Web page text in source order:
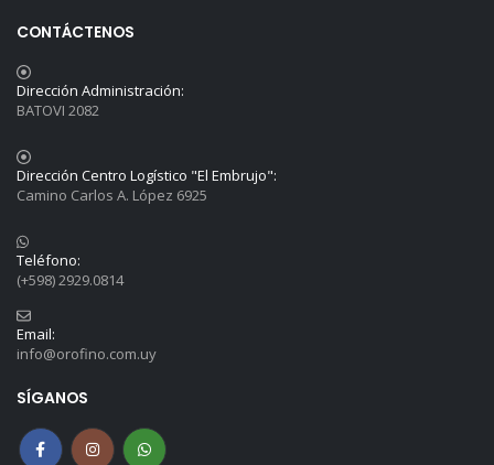
CONTÁCTENOS
Dirección Administración:
BATOVI 2082
Dirección Centro Logístico "El Embrujo":
Camino Carlos A. López 6925
Teléfono:
(+598) 2929.0814
Email:
info@orofino.com.uy
SÍGANOS